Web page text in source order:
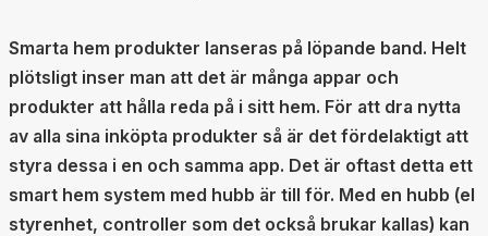
Smarta hem produkter lanseras på löpande band. Helt
plötsligt inser man att det är många appar och
produkter att hålla reda på i sitt hem. För att dra nytta
av alla sina inköpta produkter så är det fördelaktigt att
styra dessa i en och samma app. Det är oftast detta ett
smart hem system med hubb är till för. Med en hubb (el
styrenhet, controller som det också brukar kallas) kan